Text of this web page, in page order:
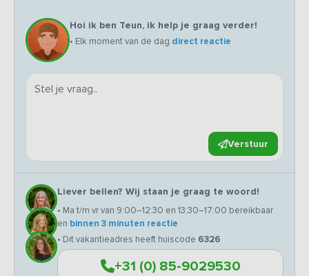
Hoi ik ben Teun, ik help je graag verder!
• Elk moment van de dag direct reactie
Verstuur
Liever bellen? Wij staan je graag te woord!
• Ma t/m vr van 9:00–12:30 en 13:30–17:00 bereikbaar
en binnen 3 minuten reactie
• Dit vakantieadres heeft huiscode 6326
+31 (0) 85-9029530